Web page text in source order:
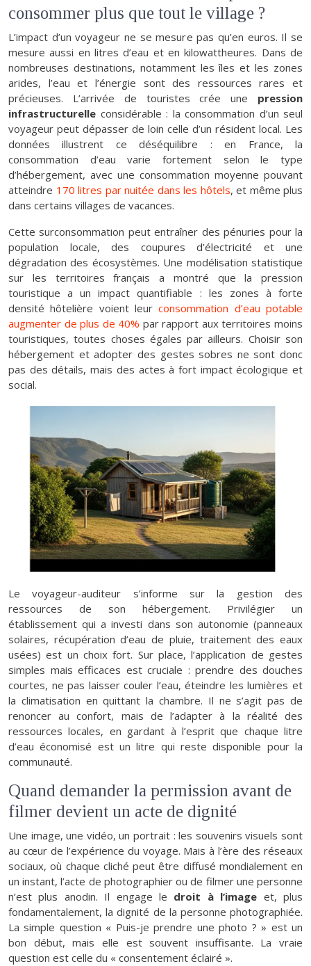
consommer plus que tout le village ?
L’impact d’un voyageur ne se mesure pas qu’en euros. Il se
mesure aussi en litres d’eau et en kilowattheures. Dans de
nombreuses destinations, notamment les îles et les zones
arides, l’eau et l’énergie sont des ressources rares et
précieuses. L’arrivée de touristes crée une pression
infrastructurelle considérable : la consommation d’un seul
voyageur peut dépasser de loin celle d’un résident local. Les
données illustrent ce déséquilibre : en France, la
consommation d’eau varie fortement selon le type
d’hébergement, avec une consommation moyenne pouvant
atteindre 170 litres par nuitée dans les hôtels, et même plus
dans certains villages de vacances.
Cette surconsommation peut entraîner des pénuries pour la
population locale, des coupures d’électricité et une
dégradation des écosystèmes. Une modélisation statistique
sur les territoires français a montré que la pression
touristique a un impact quantifiable : les zones à forte
densité hôtelière voient leurconsommation d’eau potable
augmenter de plus de 40% par rapport aux territoires moins
touristiques, toutes choses égales par ailleurs. Choisir son
hébergement et adopter des gestes sobres ne sont donc
pas des détails, mais des actes à fort impact écologique et
social.
Le voyageur-auditeur s’informe sur la gestion des
ressources de son hébergement. Privilégier un
établissement qui a investi dans son autonomie (panneaux
solaires, récupération d’eau de pluie, traitement des eaux
usées) est un choix fort. Sur place, l’application de gestes
simples mais efficaces est cruciale : prendre des douches
courtes, ne pas laisser couler l’eau, éteindre les lumières et
la climatisation en quittant la chambre. Il ne s’agit pas de
renoncer au confort, mais de l’adapter à la réalité des
ressources locales, en gardant à l’esprit que chaque litre
d’eau économisé est un litre qui reste disponible pour la
communauté.
Quand demander la permission avant de
filmer devient un acte de dignité
Une image, une vidéo, un portrait : les souvenirs visuels sont
au cœur de l’expérience du voyage. Mais à l’ère des réseaux
sociaux, où chaque cliché peut être diffusé mondialement en
un instant, l’acte de photographier ou de filmer une personne
n’est plus anodin. Il engage le droit à l’image et, plus
fondamentalement, la dignité de la personne photographiée.
La simple question « Puis-je prendre une photo ? » est un
bon début, mais elle est souvent insuffisante. La vraie
question est celle du « consentement éclairé ».